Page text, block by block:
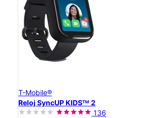
T-Mobile®
Reloj SyncUP KIDSᵀᴹ 2
136